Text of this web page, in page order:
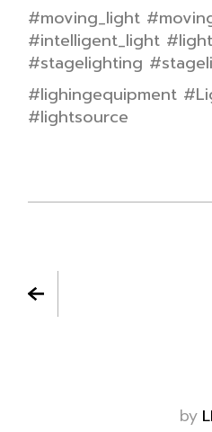
#moving_light
#intelligent_light
#stagelighting
#lighingequipment
#lightsource
by